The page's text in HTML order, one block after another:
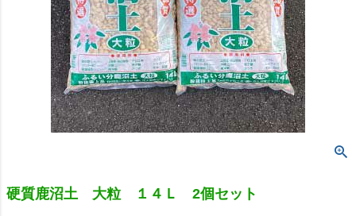
硬質鹿沼土 大粒 １４Ｌ 2個セット